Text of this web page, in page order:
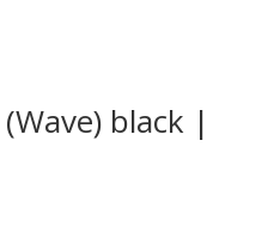
black |